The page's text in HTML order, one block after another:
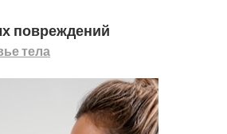
повреждений
тела